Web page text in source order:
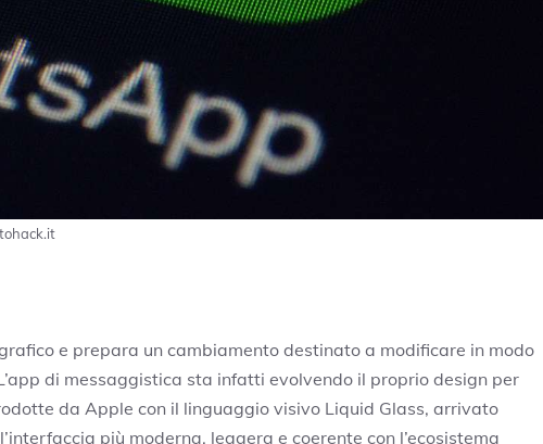
e prepara un cambiamento destinato a modificare in modo
di messaggistica sta infatti evolvendo il proprio design per
da Apple con il linguaggio visivo Liquid Glass, arrivato
più moderna, leggera e coerente con l’ecosistema